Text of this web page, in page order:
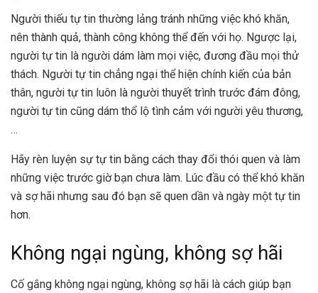
Người thiếu tự tin thường lảng tránh những việc khó khăn,
nên thành quả, thành công không thể đến với họ. Ngược lại,
người tự tin là người dám làm mọi việc, đương đầu mọi thử
thách. Người tự tin chẳng ngại thể hiện chính kiến của bản
thân, người tự tin luôn là người thuyết trình trước đám đông,
người tự tin cũng dám thổ lộ tình cảm với người yêu thương,
…
Hãy rèn luyện sự tự tin bằng cách thay đổi thói quen và làm
những việc trước giờ bạn chưa làm. Lúc đầu có thể khó khăn
và sợ hãi nhưng sau đó bạn sẽ quen dần và ngày một tự tin
hơn.
Không ngại ngùng, không sợ hãi
Cố gắng không ngại ngùng, không sợ hãi là cách giúp bạn